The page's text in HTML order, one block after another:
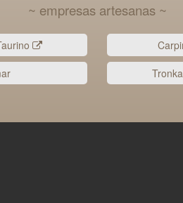
~ empresas artesanas ~